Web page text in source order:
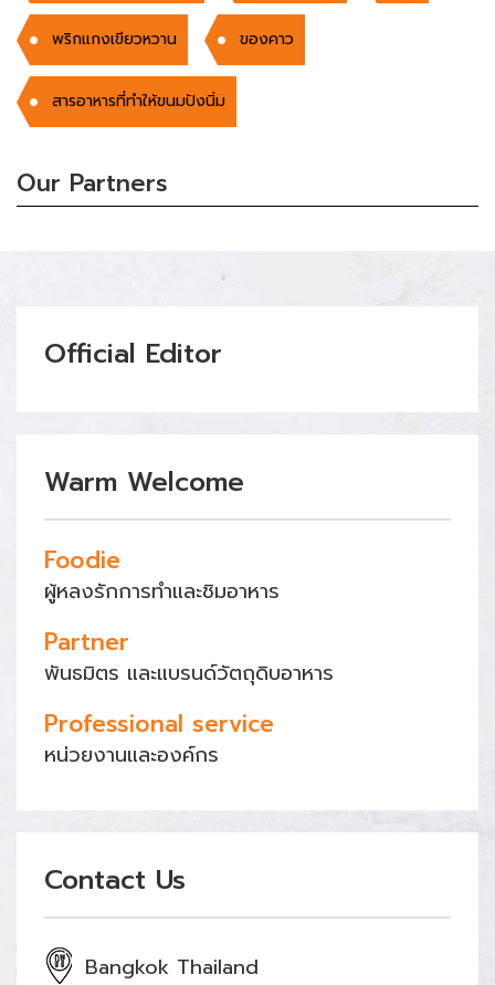
พริกแกงเขียวหวาน ของคาว
สารอาหารที่ทำให้ขนมปังนิ่ม
Our Partners
Official Editor
Warm Welcome
Foodie
ผู้หลงรักการทำและชิมอาหาร
Partner
พันธมิตร และแบรนด์วัตถุดิบอาหาร
Professional service
หน่วยงานและองค์กร
Contact Us
Bangkok Thailand